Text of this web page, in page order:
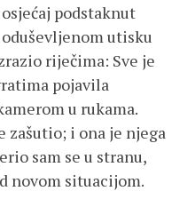
podstaknut
utisku
riječima: Sve je
pojavila
u rukama.
zašutio; i ona je njega
sam se u stranu,
novom situacijom.